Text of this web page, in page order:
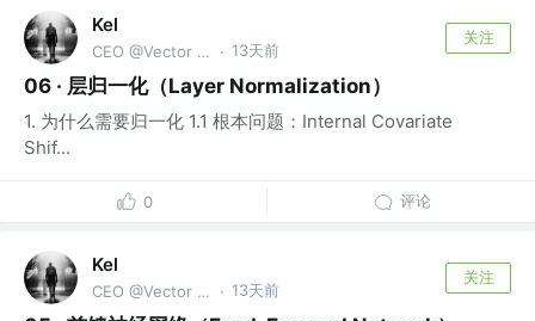
Kel
CEO @Vector Trek · 13天前
关注
06 · 层归一化（Layer Normalization）
1. 为什么需要归一化 1.1 根本问题：Internal Covariate
Shif...
0 评论
Kel
CEO @Vector Trek · 13天前
关注